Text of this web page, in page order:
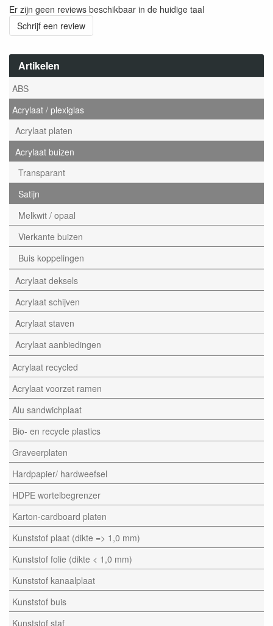
Artikelen
ABS
Acrylaat / plexiglas
Acrylaat platen
Acrylaat buizen
Transparant
Satijn
Melkwit / opaal
Vierkante buizen
Buis koppelingen
Acrylaat deksels
Acrylaat schijven
Acrylaat staven
Acrylaat aanbiedingen
Acrylaat recycled
Acrylaat voorzet ramen
Alu sandwichplaat
Bio- en recycle plastics
Graveerplaten
Hardpapier/ hardweefsel
HDPE wortelbegrenzer
Karton-cardboard platen
Kunststof plaat (dikte => 1,0 mm)
Kunststof folie (dikte < 1,0 mm)
Kunststof kanaalplaat
Kunststof buis
Kunststof staf
Er zijn geen reviews beschikbaar in de huidige taal
Schrijf een review